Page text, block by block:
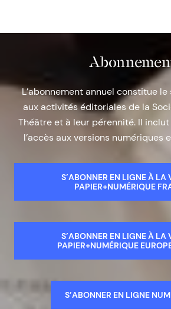
L’abonnement annuel constitue
aux activités éditoriales de la
Théâtre et à leur pérennité. Il
l’accès aux versions numériques
S’ABONNER EN LIGNE À LA
PAPIER+NUMÉRIQUE
S’ABONNER EN LIGNE À LA
PAPIER+NUMÉRIQUE
S’ABONNER EN LIGNE